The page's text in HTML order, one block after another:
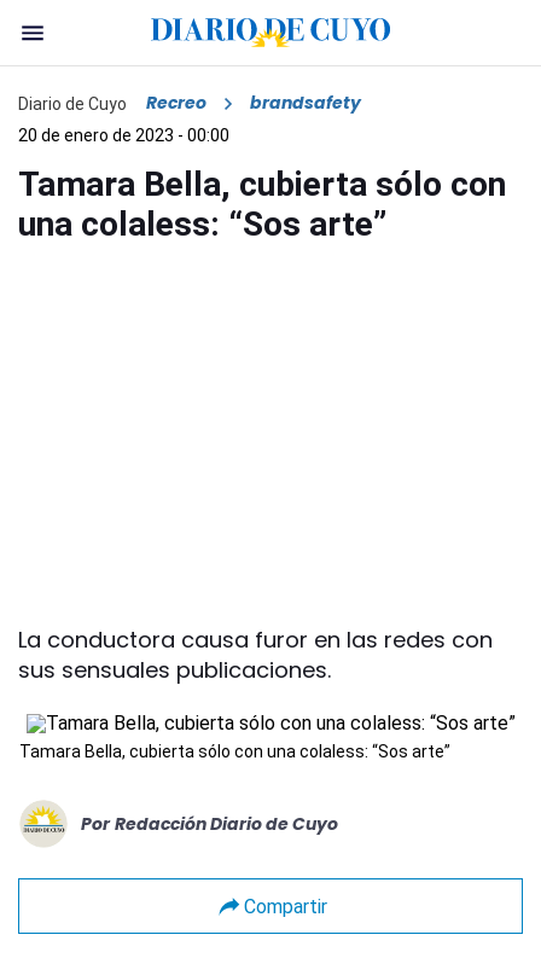
Diario de Cuyo Recreo brandsafety
20 de enero de 2023 - 00:00
Tamara Bella, cubierta sólo con
una colaless: “Sos arte”
La conductora causa furor en las redes con
sus sensuales publicaciones.
Tamara Bella, cubierta sólo con una colaless: “Sos arte”
Por Redacción Diario de Cuyo
Compartir